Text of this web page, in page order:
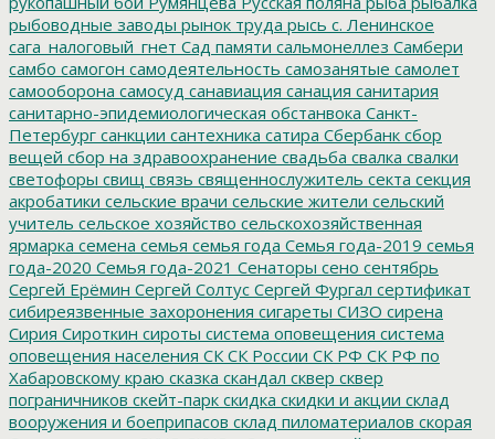
рыбоводные заводы рынок труда рысь с. Ленинское
сага_налоговый_гнет Сад памяти сальмонеллез Самбери
самбо самогон самодеятельность самозанятые самолет
самооборона самосуд санавиация санация санитария
санитарно-эпидемиологическая обстанвока Санкт-
Петербург санкции сантехника сатира Сбербанк сбор
вещей сбор на здравоохранение свадьба свалка свалки
светофоры свищ связь священнослужитель секта секция
акробатики сельские врачи сельские жители сельский
учитель сельское хозяйство сельскохозяйственная
ярмарка семена семья семья года Семья года-2019 семья
года-2020 Семья года-2021 Сенаторы сено сентябрь
Сергей Ерёмин Сергей Солтус Сергей Фургал сертификат
сибиреязвенные захоронения сигареты СИЗО сирена
Сирия Сироткин сироты система оповещения система
оповещения населения СК СК России СК РФ СК РФ по
Хабаровскому краю сказка скандал сквер сквер
пограничников скейт-парк скидка скидки и акции склад
вооружения и боеприпасов склад пиломатериалов скорая